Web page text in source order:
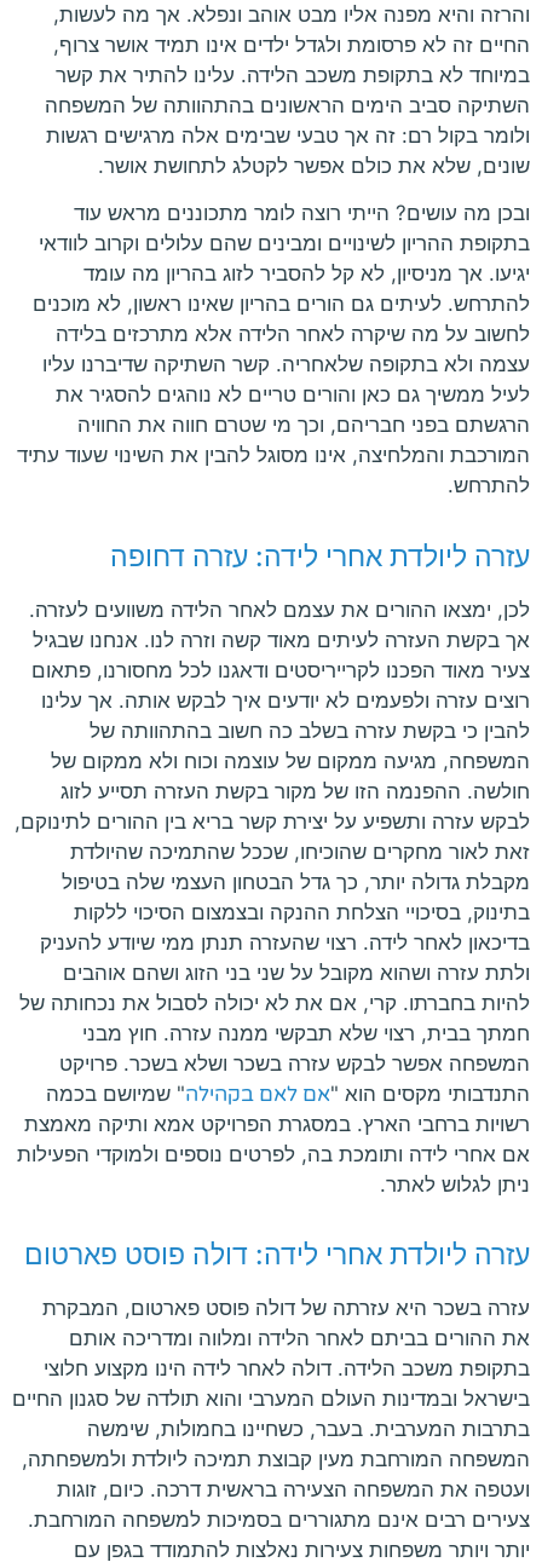
והרזה והיא מפנה אליו מבט אוהב ונפלא. אך מה לעשות,
החיים זה לא פרסומת ולגדל ילדים אינו תמיד אושר צרוף,
במיוחד לא בתקופת משכב הלידה. עלינו להתיר את קשר
השתיקה סביב הימים הראשונים בהתהוותה של המשפחה
ולומר בקול רם: זה אך טבעי שבימים אלה מרגישים רגשות
שונים, שלא את כולם אפשר לקטלג לתחושת אושר.
ובכן מה עושים? הייתי רוצה לומר מתכוננים מראש עוד
בתקופת ההריון לשינויים ומבינים שהם עלולים וקרוב לוודאי
יגיעו. אך מניסיון, לא קל להסביר לזוג בהריון מה עומד
להתרחש. לעיתים גם הורים בהריון שאינו ראשון, לא מוכנים
לחשוב על מה שיקרה לאחר הלידה אלא מתרכזים בלידה
עצמה ולא בתקופה שלאחריה. קשר השתיקה שדיברנו עליו
לעיל ממשיך גם כאן והורים טריים לא נוהגים להסגיר את
הרגשתם בפני חבריהם, וכך מי שטרם חווה את החוויה
המורכבת והמלחיצה, אינו מסוגל להבין את השינוי שעוד עתיד
להתרחש.
עזרה ליולדת אחרי לידה: עזרה דחופה
לכן, ימצאו ההורים את עצמם לאחר הלידה משוועים לעזרה.
אך בקשת העזרה לעיתים מאוד קשה וזרה לנו. אנחנו שבגיל
צעיר מאוד הפכנו לקרייריסטים ודאגנו לכל מחסורנו, פתאום
רוצים עזרה ולפעמים לא יודעים איך לבקש אותה. אך עלינו
להבין כי בקשת עזרה בשלב כה חשוב בהתהוותה של
המשפחה, מגיעה ממקום של עוצמה וכוח ולא ממקום של
חולשה. ההפנמה הזו של מקור בקשת העזרה תסייע לזוג
לבקש עזרה ותשפיע על יצירת קשר בריא בין ההורים לתינוקם,
זאת לאור מחקרים שהוכיחו, שככל שהתמיכה שהיולדת
מקבלת גדולה יותר, כך גדל הבטחון העצמי שלה בטיפול
בתינוק, בסיכויי הצלחת ההנקה ובצמצום הסיכוי ללקות
בדיכאון לאחר לידה. רצוי שהעזרה תנתן ממי שיודע להעניק
ולתת עזרה ושהוא מקובל על שני בני הזוג ושהם אוהבים
להיות בחברתו. קרי, אם את לא יכולה לסבול את נכחותה של
חמתך בבית, רצוי שלא תבקשי ממנה עזרה. חוץ מבני
המשפחה אפשר לבקש עזרה בשכר ושלא בשכר. פרויקט
התנדבותי מקסים הוא "אם לאם בקהילה" שמיושם בכמה
רשויות ברחבי הארץ. במסגרת הפרויקט אמא ותיקה מאמצת
אם אחרי לידה ותומכת בה, לפרטים נוספים ולמוקדי הפעילות
ניתן לגלוש לאתר.
עזרה ליולדת אחרי לידה: דולה פוסט פארטום
עזרה בשכר היא עזרתה של דולה פוסט פארטום, המבקרת
את ההורים בביתם לאחר הלידה ומלווה ומדריכה אותם
בתקופת משכב הלידה. דולה לאחר לידה הינו מקצוע חלוצי
בישראל ובמדינות העולם המערבי והוא תולדה של סגנון החיים
בתרבות המערבית. בעבר, כשחיינו בחמולות, שימשה
המשפחה המורחבת מעין קבוצת תמיכה ליולדת ולמשפחתה,
ועטפה את המשפחה הצעירה בראשית דרכה. כיום, זוגות
צעירים רבים אינם מתגוררים בסמיכות למשפחה המורחבת.
יותר ויותר משפחות צעירות נאלצות להתמודד בגפן עם